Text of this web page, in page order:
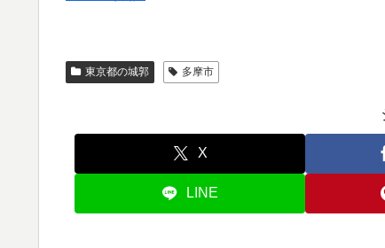
東京都の城郭 多摩市
X
LINE